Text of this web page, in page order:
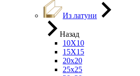
Из латуни
Назад
10Х10
15Х15
20х20
25х25